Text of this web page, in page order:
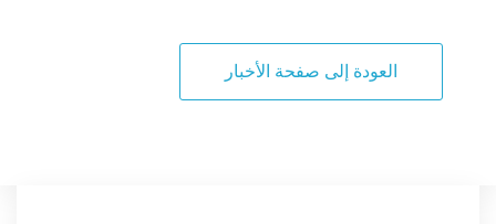
العودة إلى صفحة الأخبار